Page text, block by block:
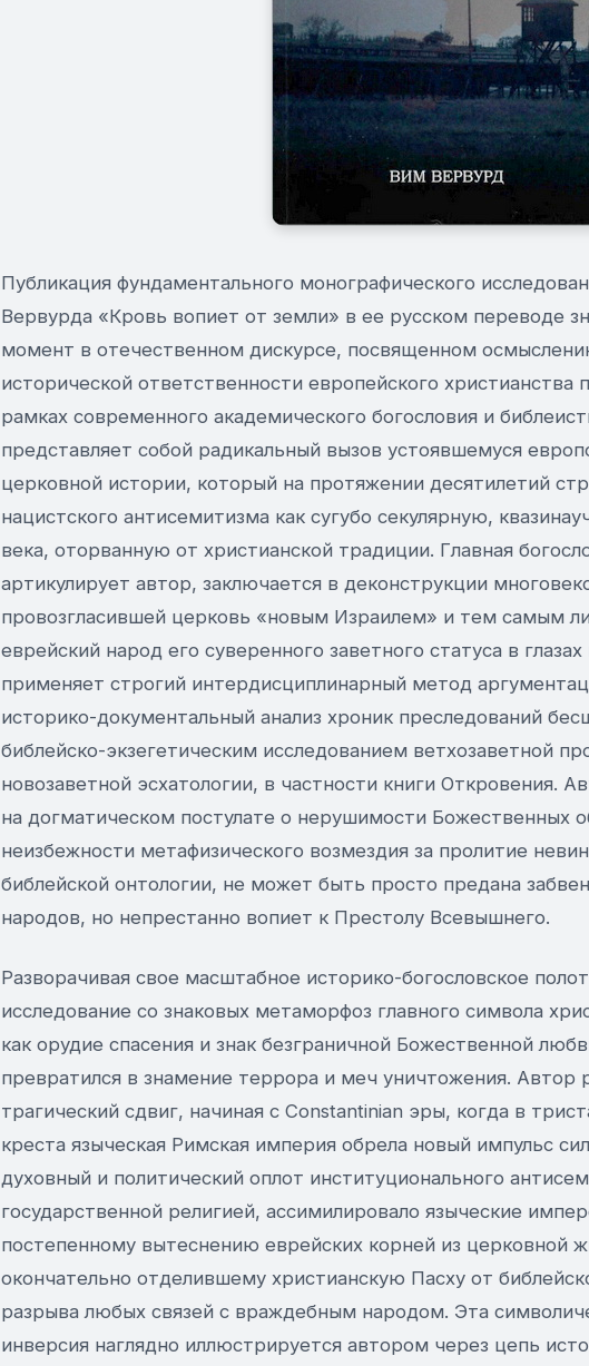
Публикация фундаментального монографического
Вервурда «Кровь вопиет от земли» в ее русском переводе
момент в отечественном дискурсе, посвященном
исторической ответственности европейского
рамках современного академического богословия и
представляет собой радикальный вызов устоявшемуся
церковной истории, который на протяжении десятилетий
нацистского антисемитизма как сугубо секулярную,
века, оторванную от христианской традиции. Главная
артикулирует автор, заключается в деконструкции
провозгласившей церковь «новым Израилем» и тем самым
еврейский народ его суверенного заветного статуса в
применяет строгий интердисциплинарный метод
историко-документальный анализ хроник преследований
библейско-экзегетическим исследованием ветхозаветной
новозаветной эсхатологии, в частности книги Откровения.
на догматическом постулате о нерушимости Божественных
неизбежности метафизического возмездия за пролитие
библейской онтологии, не может быть просто предана
народов, но непрестанно вопиет к Престолу Всевышнего.
Разворачивая свое масштабное историко-богословское
исследование со знаковых метаморфоз главного символа
как орудие спасения и знак безграничной Божественной
превратился в знамение террора и меч уничтожения. Автор
трагический сдвиг, начиная с Constantinian эры, когда в
креста языческая Римская империя обрела новый импульс
духовный и политический оплот институционального
государственной религией, ассимилировало языческие
постепенному вытеснению еврейских корней из церковной
окончательно отделившему христианскую Пасху от
разрыва любых связей с враждебным народом. Эта
инверсия наглядно иллюстрируется автором через цепь